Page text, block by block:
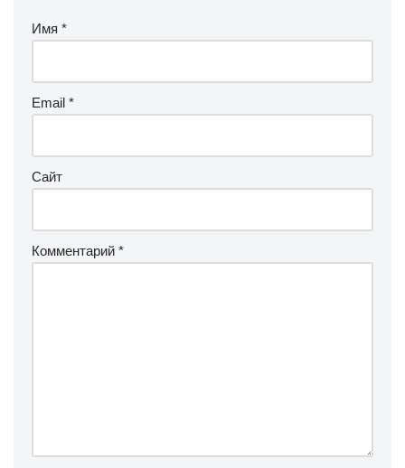
Имя *
Email *
Сайт
Комментарий *